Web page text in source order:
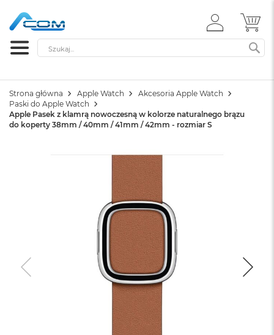
ZALOGUJ
SIĘ
Szukaj
Strona główna Apple Watch
Akcesoria Apple Watch
Paski do Apple Watch
Apple Pasek z klamrą nowoczesną w kolorze naturalnego brązu
do koperty 38mm / 40mm / 41mm / 42mm - rozmiar S